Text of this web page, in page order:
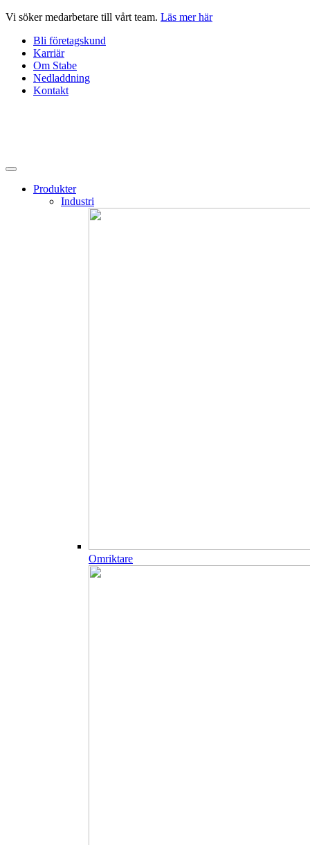
Hoppa
innehåll
Vi söker medarbetare till vårt team. Läs mer här
Bli företagskund
Karriär
Om Stabe
Nedladdning
Kontakt
Produkter
Industri
Omriktare